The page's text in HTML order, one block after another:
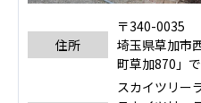
住所
〒340-0035
埼玉県草加
町草加870」
スカイツリー